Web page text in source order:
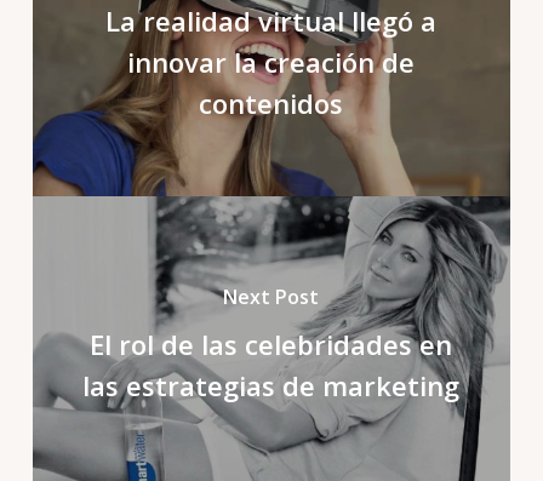
La realidad virtual llegó a
innovar la creación de
contenidos
Next Post
El rol de las celebridades en
las estrategias de marketing